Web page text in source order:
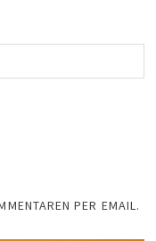
PER EMAIL.